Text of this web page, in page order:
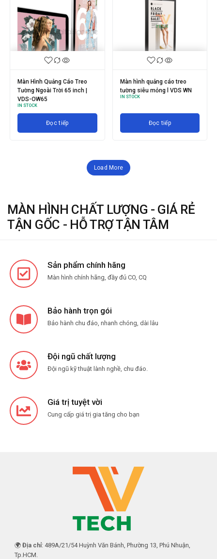
Màn Hình Quảng Cáo Treo
Tường Ngoài Trời 65 inch |
VDS-OW65
IN STOCK
Đọc tiếp
Màn hình quảng cáo treo
tường siêu mỏng l VDS WN
IN STOCK
Đọc tiếp
Load More
MÀN HÌNH CHẤT LƯỢNG - GIÁ RẺ
TẬN GỐC - HỖ TRỢ TẬN TÂM
Sản phẩm chính hãng
Màn hình chính hãng, đầy đủ CO, CQ
Bảo hành trọn gói
Bảo hành chu đáo, nhanh chóng, dài lâu
Đội ngũ chất lượng
Đội ngũ kỹ thuật lành nghề, chu đáo.
Giá trị tuyệt vời
Cung cấp giá trị gia tăng cho bạn
🌍 Địa chỉ: 489A/21/54 Huỳnh Văn Bánh, Phường 13, Phú Nhuận,
Tp.HCM.